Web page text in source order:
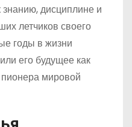
дисциплине и
летчиков своего
годы в жизни
его будущее как
мировой